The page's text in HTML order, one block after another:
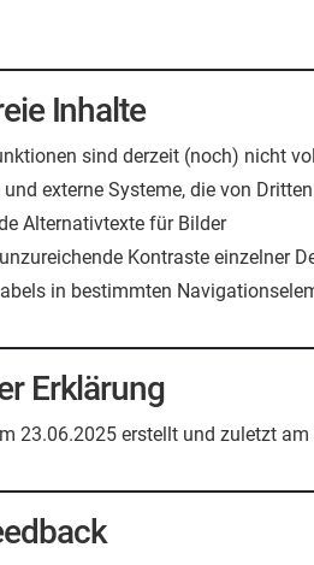
Inhalte
sind derzeit (noch) nicht
externe Systeme, die von
Alternativtexte für Bilder
Kontraste einzelner
in bestimmten
Erklärung
23.06.2025 erstellt und zuletzt